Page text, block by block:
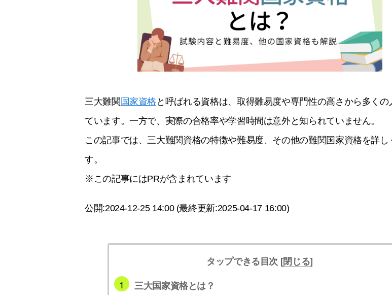
三大難関 国家資格 と呼ばれる資格は、取得難易度や専門性の高さから多くの
ています。一方で、実際の合格率や学習時間は意外と知られていません。
この記事では、三大難関資格の特徴や難易度、その他の難関国家資格を詳し
す。
※この記事にはPRが含まれています
公開:2024-12-25 14:00 (最終更新:2025-04-17 16:00)
タップできる目次 [閉じる]
三大国家資格とは？